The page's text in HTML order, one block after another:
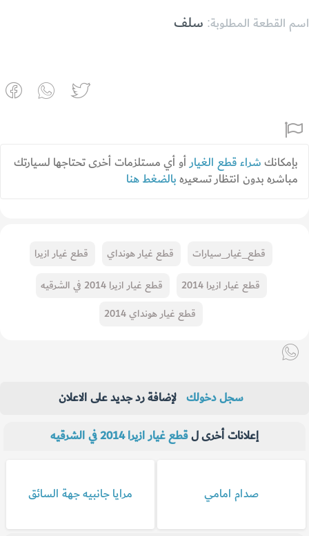
اسم القطعة المطلوبة: سلف
بإمكانكشراء قطع الغيارأو أي مستلزمات أخرى تحتاجها لسيارتك
مباشره بدون انتظار تسعيرهبالضغط هنا
قطع_غيار_سيارات قطع غيار هونداي
قطع غيار ازيرا
قطع غيار ازيرا 2014
قطع غيار ازيرا 2014 في الشرقيه
قطع غيار هونداي 2014
سجل دخولك لإضافة رد جديد على الاعلان
إعلانات أخرى لقطع غيار ازيرا 2014 في الشرقيه
صدام امامي مرايا جانبيه جهة السائق